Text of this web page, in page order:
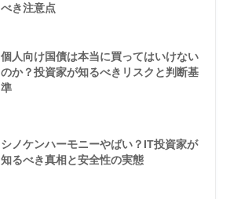
べき注意点
個人向け国債は本当に買ってはいけない
のか？投資家が知るべきリスクと判断基
準
シノケンハーモニーやばい？IT投資家が
知るべき真相と安全性の実態